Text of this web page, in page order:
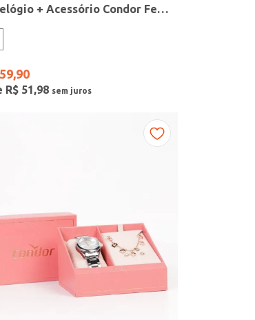
Kit Relógio + Acessório Condor Feminino DOURADO
,90
R$ 51,98